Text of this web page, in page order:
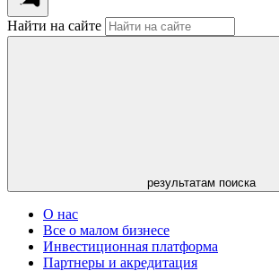
Найти на сайте
результатам поиска
О нас
Все о малом бизнесе
Инвестиционная платформа
Партнеры и акредитация